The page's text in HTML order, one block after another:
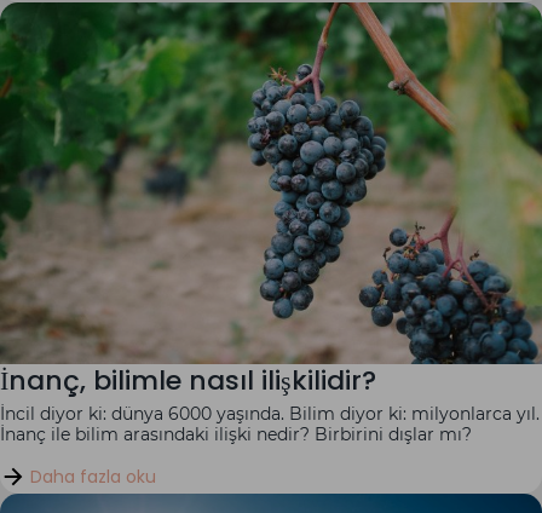
İnanç, bilimle nasıl ilişkilidir?
İncil diyor ki: dünya 6000 yaşında. Bilim diyor ki: milyonlarca yıl.
İnanç ile bilim arasındaki ilişki nedir? Birbirini dışlar mı?
Daha fazla oku